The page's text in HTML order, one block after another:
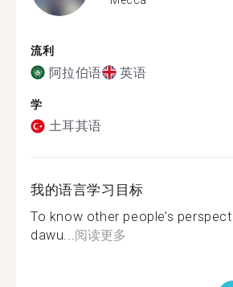
流利
阿拉伯语 英语
学
土耳其语
我的语言学习目标
To know other people’s
dawu...阅读更多